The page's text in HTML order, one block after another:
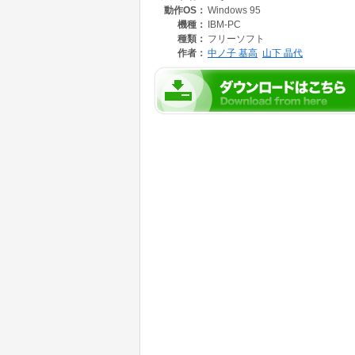
で、今回も、前回（だいぶ前）の壁紙に続き
動作OS： Windows 95
機種：
IBM-PC
種類： フリーソフト
作者： 中ノ子 基高 山下 晶代